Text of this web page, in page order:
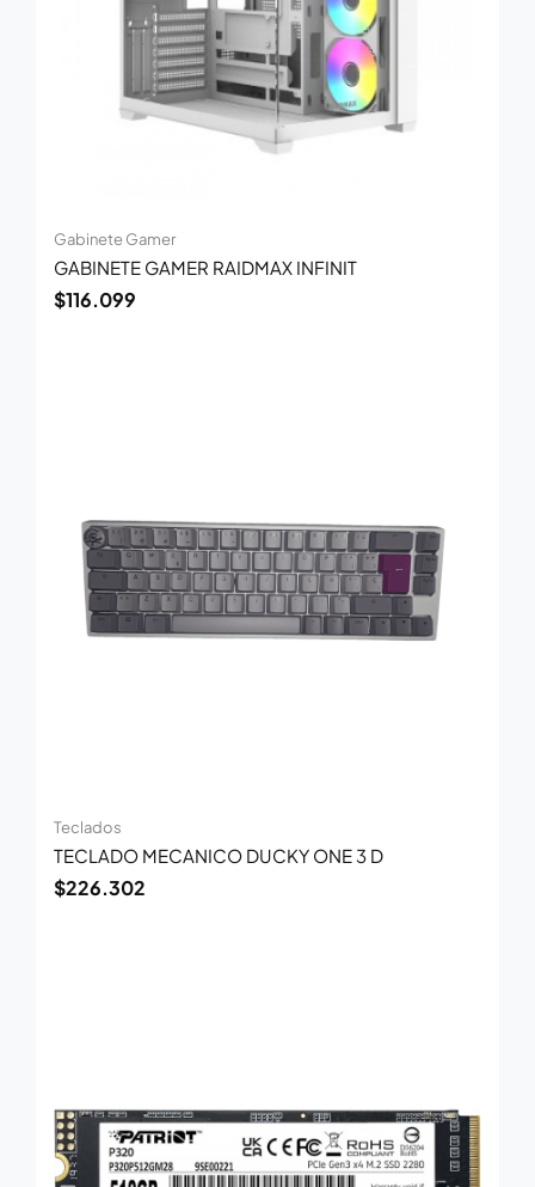
Gabinete Gamer
GABINETE GAMER RAIDMAX INFINIT
$116.099
Teclados
TECLADO MECANICO DUCKY ONE 3 D
$226.302